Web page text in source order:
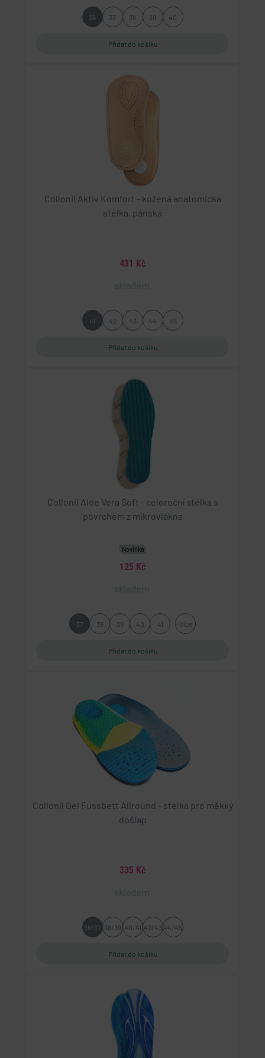
36 37 38 39 40
Collonil Aktiv Komfort - kožená anatomická
stélka, pánská
431 Kč
41 42 43 44 45
Collonil Aloe Vera Soft - celoroční stélka s
povrchem z mikrovlákna
Novinka
125 Kč
37 38 39 40 41 Více
Collonil Gel Fussbett Allround - stélka pro měkký
došlap
335 Kč
36/37 38/39 40/41 42/43 44/45